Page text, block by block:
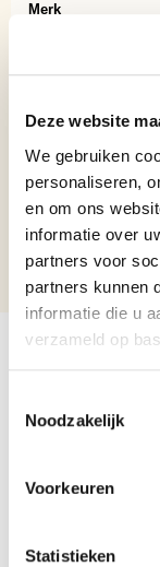
Deze website
We gebruiken
personaliseren,
en om ons
informatie over
partners voor
partners kunnen
informatie die u
verzameld op
Noodzakelijk
Voorkeuren
Statistieken
Merk
Pakket
Alcoholpercentage